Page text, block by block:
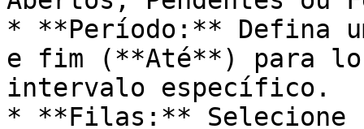
* **Período:** Defina
e fim (**Até**) para
intervalo específico.
* **Filas:** Selecione